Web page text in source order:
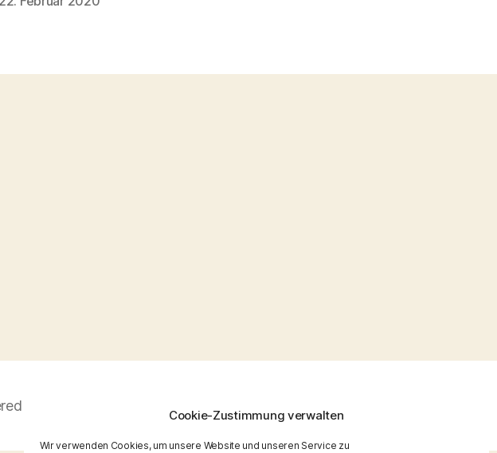
Cookie-Zustimmung verwalten
Wir verwenden Cookies, um unsere Website und unseren Service zu
by WordPress